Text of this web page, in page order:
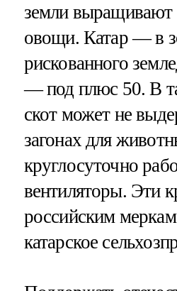
земли выращивают
овощи. Катар — в
рискованного
— под плюс 50. В
скот может не
загонах для
круглосуточно
вентиляторы. Эти
российским
катарское